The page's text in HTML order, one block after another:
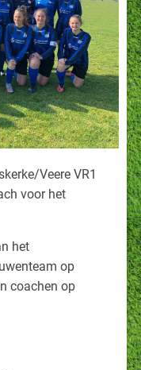
Veere VR1
voor het
het
op
coachen op